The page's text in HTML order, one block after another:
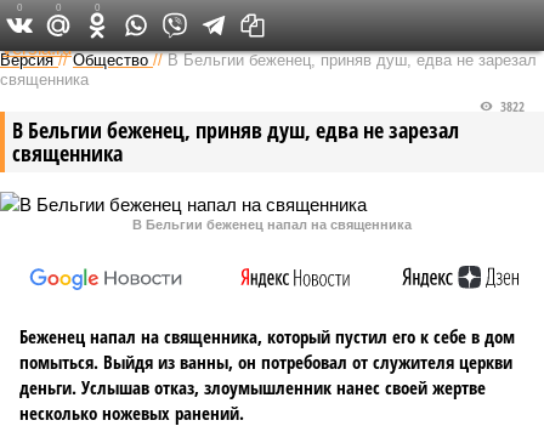
Федеральный выпуск
Версия //Общество //В Бельгии беженец, приняв душ, едва не зарезал
священника
В Бельгии беженец, приняв душ, едва не зарезал
священника
3822
В Бельгии беженец напал на священника
Беженец напал на священника, который пустил его к себе в дом
помыться. Выйдя из ванны, он потребовал от служителя церкви
деньги. Услышав отказ, злоумышленник нанес своей жертве
несколько ножевых ранений.
0 0 0